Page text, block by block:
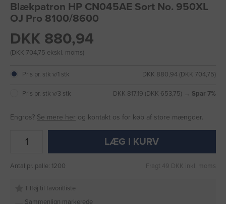
Blækpatron HP CN045AE Sort No. 950XL
OJ Pro 8100/8600
DKK 880,94
(DKK 704,75 ekskl. moms)
Pris pr. stk v/1 stk DKK 880,94 (DKK 704,75)
Pris pr. stk v/3 stk DKK 817,19 (DKK 653,75) → Spar 7%
Engros? Se mere her og kontakt os for køb af store mængder.
LÆG I KURV
Antal pr. palle: 1200 Fragt 49 DKK inkl. moms
Tilføj til favoritliste
Sammenlign markerede